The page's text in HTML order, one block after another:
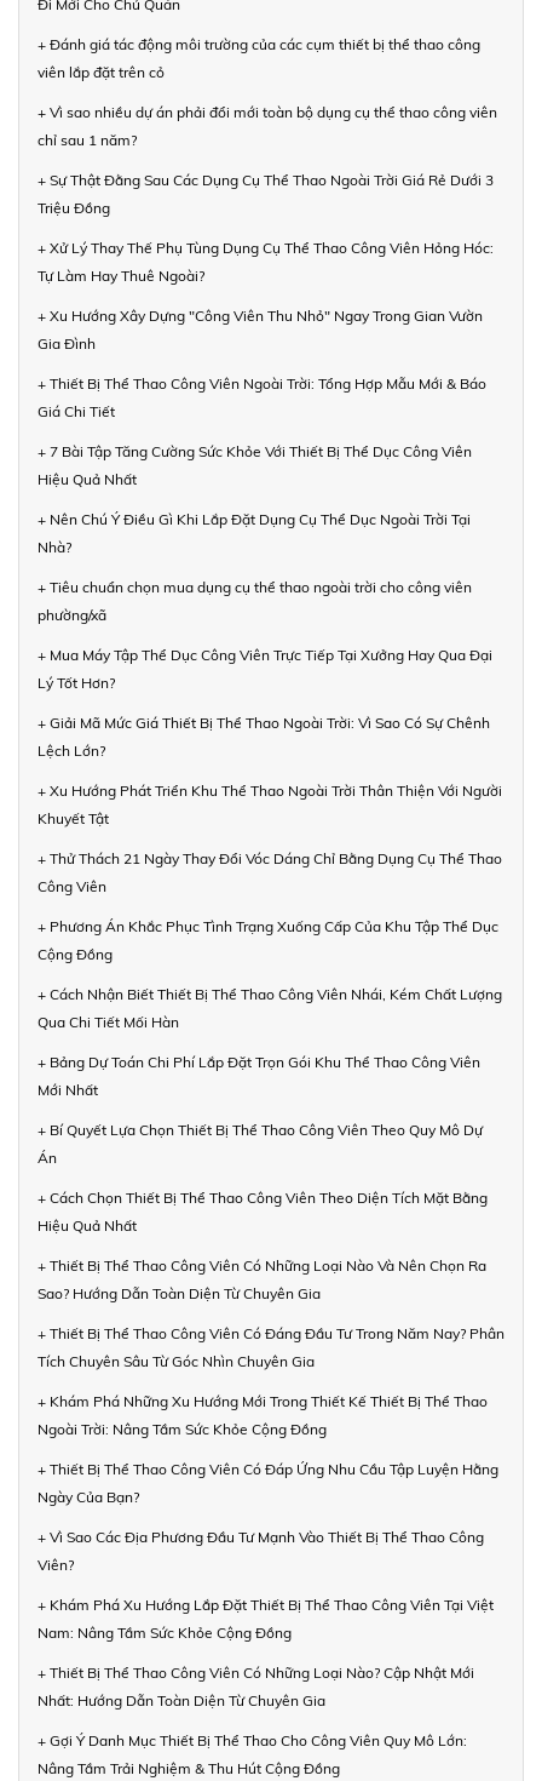
Đi Mới Cho Chủ Quán
+ Đánh giá tác động môi trường của các cụm thiết bị thể thao công
viên lắp đặt trên cỏ
+ Vì sao nhiều dự án phải đổi mới toàn bộ dụng cụ thể thao công viên
chỉ sau 1 năm?
+ Sự Thật Đằng Sau Các Dụng Cụ Thể Thao Ngoài Trời Giá Rẻ Dưới 3
Triệu Đồng
+ Xử Lý Thay Thế Phụ Tùng Dụng Cụ Thể Thao Công Viên Hỏng Hóc:
Tự Làm Hay Thuê Ngoài?
+ Xu Hướng Xây Dựng "Công Viên Thu Nhỏ" Ngay Trong Gian Vườn
Gia Đình
+ Thiết Bị Thể Thao Công Viên Ngoài Trời: Tổng Hợp Mẫu Mới & Báo
Giá Chi Tiết
+ 7 Bài Tập Tăng Cường Sức Khỏe Với Thiết Bị Thể Dục Công Viên
Hiệu Quả Nhất
+ Nên Chú Ý Điều Gì Khi Lắp Đặt Dụng Cụ Thể Dục Ngoài Trời Tại
Nhà?
+ Tiêu chuẩn chọn mua dụng cụ thể thao ngoài trời cho công viên
phường/xã
+ Mua Máy Tập Thể Dục Công Viên Trực Tiếp Tại Xưởng Hay Qua Đại
Lý Tốt Hơn?
+ Giải Mã Mức Giá Thiết Bị Thể Thao Ngoài Trời: Vì Sao Có Sự Chênh
Lệch Lớn?
+ Xu Hướng Phát Triển Khu Thể Thao Ngoài Trời Thân Thiện Với Người
Khuyết Tật
+ Thử Thách 21 Ngày Thay Đổi Vóc Dáng Chỉ Bằng Dụng Cụ Thể Thao
Công Viên
+ Phương Án Khắc Phục Tình Trạng Xuống Cấp Của Khu Tập Thể Dục
Cộng Đồng
+ Cách Nhận Biết Thiết Bị Thể Thao Công Viên Nhái, Kém Chất Lượng
Qua Chi Tiết Mối Hàn
+ Bảng Dự Toán Chi Phí Lắp Đặt Trọn Gói Khu Thể Thao Công Viên
Mới Nhất
+ Bí Quyết Lựa Chọn Thiết Bị Thể Thao Công Viên Theo Quy Mô Dự
Án
+ Cách Chọn Thiết Bị Thể Thao Công Viên Theo Diện Tích Mặt Bằng
Hiệu Quả Nhất
+ Thiết Bị Thể Thao Công Viên Có Những Loại Nào Và Nên Chọn Ra
Sao? Hướng Dẫn Toàn Diện Từ Chuyên Gia
+ Thiết Bị Thể Thao Công Viên Có Đáng Đầu Tư Trong Năm Nay? Phân
Tích Chuyên Sâu Từ Góc Nhìn Chuyên Gia
+ Khám Phá Những Xu Hướng Mới Trong Thiết Kế Thiết Bị Thể Thao
Ngoài Trời: Nâng Tầm Sức Khỏe Cộng Đồng
+ Thiết Bị Thể Thao Công Viên Có Đáp Ứng Nhu Cầu Tập Luyện Hằng
Ngày Của Bạn?
+ Vì Sao Các Địa Phương Đầu Tư Mạnh Vào Thiết Bị Thể Thao Công
Viên?
+ Khám Phá Xu Hướng Lắp Đặt Thiết Bị Thể Thao Công Viên Tại Việt
Nam: Nâng Tầm Sức Khỏe Cộng Đồng
+ Thiết Bị Thể Thao Công Viên Có Những Loại Nào? Cập Nhật Mới
Nhất: Hướng Dẫn Toàn Diện Từ Chuyên Gia
+ Gợi Ý Danh Mục Thiết Bị Thể Thao Cho Công Viên Quy Mô Lớn:
Nâng Tầm Trải Nghiệm & Thu Hút Cộng Đồng